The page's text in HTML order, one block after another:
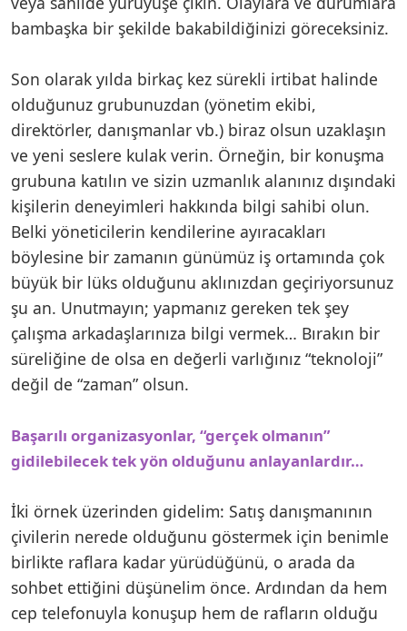
bambaşka bir şekilde bakabildiğinizi göreceksiniz.
Son olarak yılda birkaç kez sürekli irtibat halinde
olduğunuz grubunuzdan (yönetim ekibi,
direktörler, danışmanlar vb.) biraz olsun uzaklaşın
ve yeni seslere kulak verin. Örneğin, bir konuşma
grubuna katılın ve sizin uzmanlık alanınız dışındaki
kişilerin deneyimleri hakkında bilgi sahibi olun.
Belki yöneticilerin kendilerine ayıracakları
böylesine bir zamanın günümüz iş ortamında çok
büyük bir lüks olduğunu aklınızdan geçiriyorsunuz
şu an. Unutmayın; yapmanız gereken tek şey
çalışma arkadaşlarınıza bilgi vermek… Bırakın bir
süreliğine de olsa en değerli varlığınız “teknoloji”
değil de “zaman” olsun.
Başarılı organizasyonlar, “gerçek olmanın”
gidilebilecek tek yön olduğunu anlayanlardır…
İki örnek üzerinden gidelim: Satış danışmanının
çivilerin nerede olduğunu göstermek için benimle
birlikte raflara kadar yürüdüğünü, o arada da
sohbet ettiğini düşünelim önce. Ardından da hem
cep telefonuyla konuşup hem de rafların olduğu